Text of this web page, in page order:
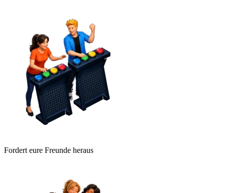
Fordert eure Freunde heraus